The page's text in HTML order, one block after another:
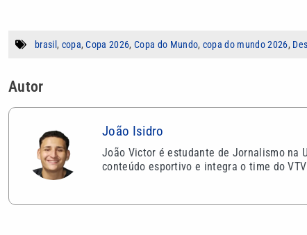
brasil , copa,Copa 2026,Copa do Mundo, copa do mundo 2026,
Autor
João Isidro
João Victor é estudante de Jornalismo na
conteúdo esportivo e integra o time do